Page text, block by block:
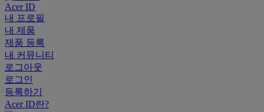
Acer ID
내 프로필
내 제품
제품 등록
내 커뮤니티
로그아웃
로그인
등록하기
Acer ID란?